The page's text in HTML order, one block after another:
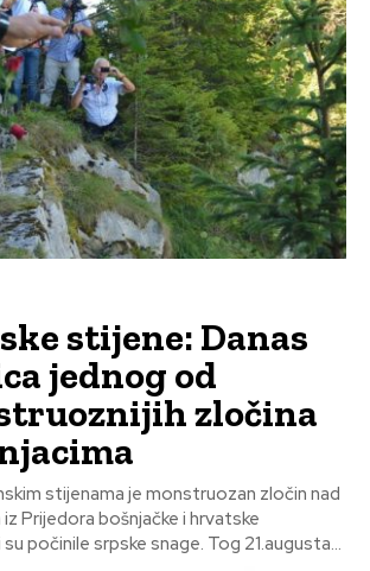
stijene: Danas
jednog od
zločina
stijenama je monstruozan zločin nad
Prijedora bošnjačke i hrvatske
nacionalnosti koji su počinile srpske snage. Tog 21.augusta...